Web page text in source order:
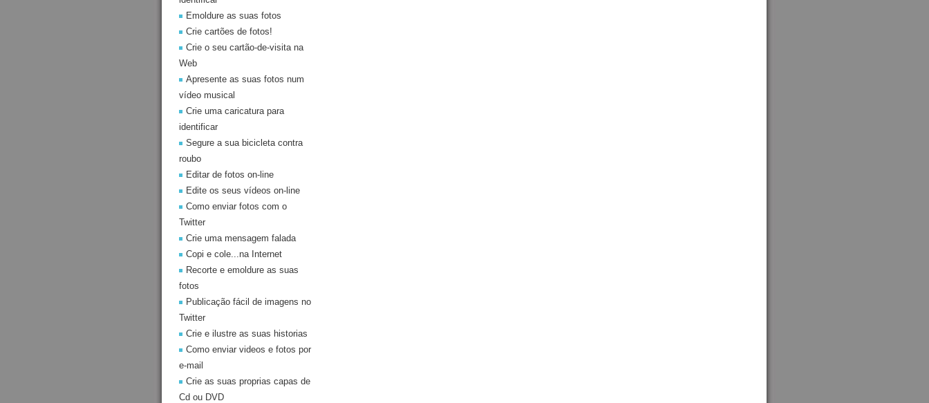
Emoldure as suas fotos
Crie cartões de fotos!
Crie o seu cartão-de-visita na
Web
Apresente as suas fotos num
vídeo musical
Crie uma caricatura para
identificar
Segure a sua bicicleta contra
roubo
Editar de fotos on-line
Edite os seus vídeos on-line
Como enviar fotos com o
Twitter
Crie uma mensagem falada
Copi e cole...na Internet
Recorte e emoldure as suas
fotos
Publicação fácil de imagens no
Twitter
Crie e ilustre as suas historias
Como enviar videos e fotos por
e-mail
Crie as suas proprias capas de
Cd ou DVD